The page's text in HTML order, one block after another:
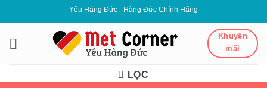
qua
nội
dung
Yêu Hàng Đức - Hàng Đức Chính Hãng
Khuyến
mãi
LỌC